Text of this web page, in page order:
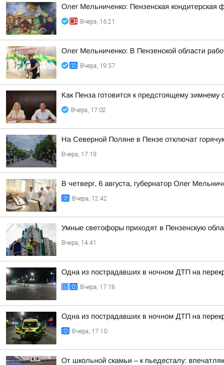
Олег Мельниченко: Пензенская кондитерская
Вчера, 16:21
Олег Мельниченко: В Пензенской области
Вчера, 19:57
Как Пенза готовится к предстоящему зимнему
Вчера, 17:02
На Северной Поляне в Пензе отключат
Вчера, 17:19
В четверг, 6 августа, губернатор Олег
Вчера, 12:42
Умные светофоры приходят в Пензенскую
Вчера, 14:41
Одна из пострадавших в ночном ДТП на
Вчера, 17:18
Одна из пострадавших в ночном ДТП на
Вчера, 17:10
От школьной скамьи – к пьедесталу: